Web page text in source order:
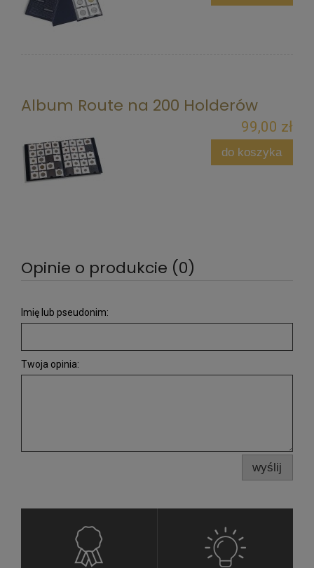
Album Route na 200 Holderów
99,00 zł
do koszyka
Opinie o produkcie (0)
Imię lub pseudonim:
Twoja opinia:
wyślij